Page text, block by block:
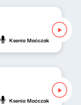
Ksenia Maćczak
Ksenia Maćczak